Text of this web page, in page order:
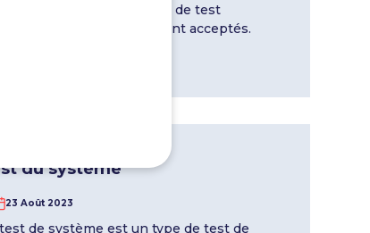
la création de cas de test
et généralement acceptés.
du système
23 Août 2023
de système est un type de test de